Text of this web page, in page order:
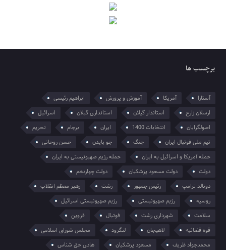
برچسب ها
آستارا آمریکا آموزش و پرورش
ابراهیم رئیسی
ارسلان زارع
استاندار گیلان استانداری گیلان
اسرائیل
اصولگرایان
انتخابات 1400 ایران برجام
تحریم
تیم ملی فوتبال ایران
جنگ جو بایدن
حسن روحانی
حمله آمریکا و اسرائیل به ایران
حمله رژیم صهیونیستی به ایران
دولت
دولت مسعود پزشکیان
دولت چهاردهم
دونالد ترامپ
رئیس جمهور رشت
رهبر معظم انقلاب
روسیه
رژیم صهیونیستی
رژیم صهیونیستی اسرائیل
سلامت
شهرداری رشت فوتبال
قزوین
قوه قضائیه
لاهیجان لنگرود
مجلس شورای اسلامی
محمدجواد ظریف
مسعود پزشکیان هادی حق شناس